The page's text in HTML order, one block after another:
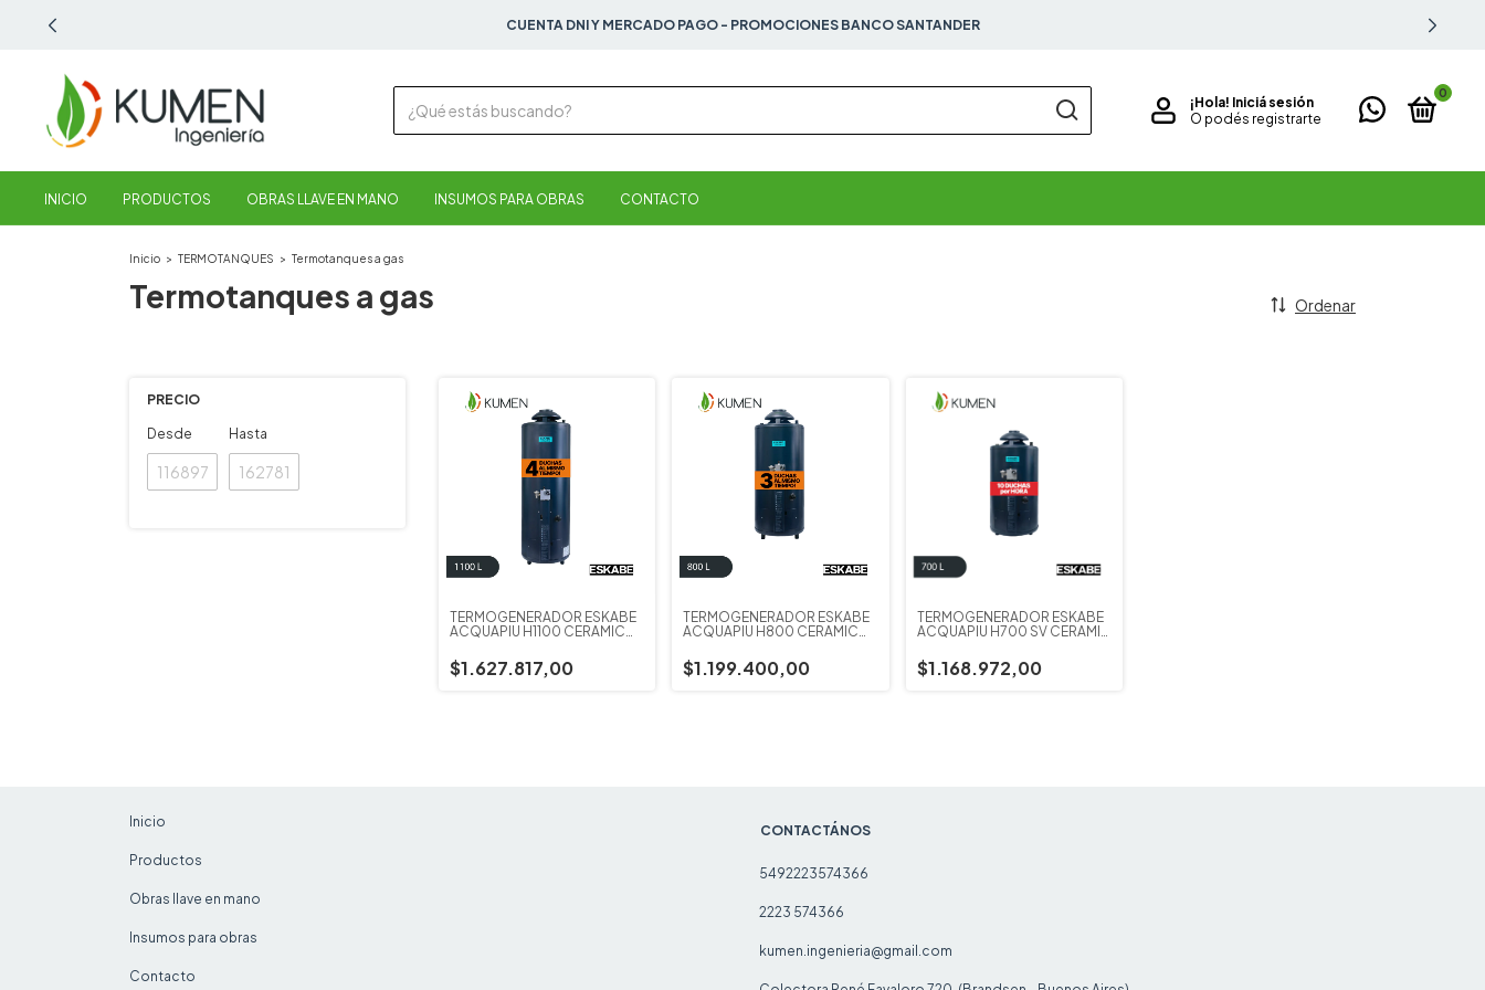
CUENTA DNI Y MERCADO PAGO - PROMOCIONES BANCO SANTANDER
¡Hola! Iniciá sesión
O podés registrarte
0
INICIO PRODUCTOS OBRAS LLAVE EN MANO INSUMOS PARA OBRAS CONTACTO
Inicio > TERMOTANQUES > Termotanques a gas
Termotanques a gas Ordenar
PRECIO
Desde Hasta
TERMOGENERADOR ESKABE
ACQUAPIU H1100 CERAMIC
$1.627.817,00
TERMOGENERADOR ESKABE
ACQUAPIU H800 CERAMIC
$1.199.400,00
TERMOGENERADOR ESKABE
ACQUAPIU H700 SV CERAMIC
$1.168.972,00
Inicio
Productos
Obras llave en mano
Insumos para obras
Contacto
CONTACTÁNOS
5492223574366
2223 574366
kumen.ingenieria@gmail.com